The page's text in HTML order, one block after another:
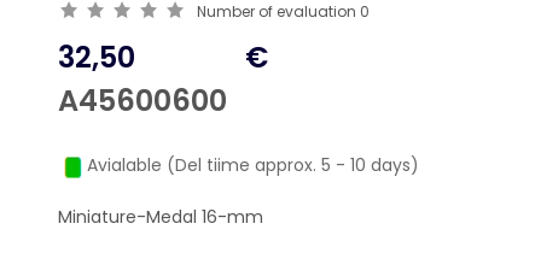
Number of evaluation 0
32,50
A45600600
€
Avialable (Del tiime approx. 5 - 10 days)
Miniature-Medal 16-mm